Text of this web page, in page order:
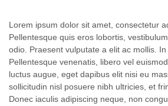
Lorem ipsum dolor sit amet, consectetur
Pellentesque quis eros lobortis,
odio. Praesent vulputate a elit ac mollis.
Pellentesque venenatis, libero vel
luctus augue, eget dapibus elit nisi eu
sollicitudin nisl posuere nibh ultricies, et
Donec iaculis adipiscing neque, non